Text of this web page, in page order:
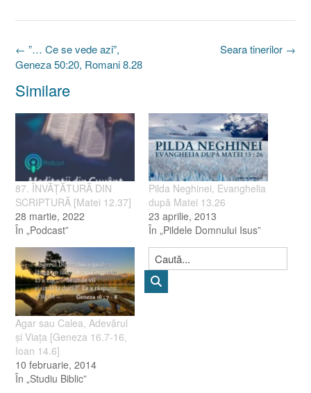
Post
navigation
Seara tinerilor →
← ”… Ce se vede azi”,
Geneza 50:20, Romani 8.28
Similare
87. ÎNVĂŢĂTURĂ DIN
SCRIPTURĂ [Matei 12.37]
28 martie, 2022
În „Podcast”
Pilda Neghinei, Evanghelia
după Matei 13.26
23 aprilie, 2013
În „Pildele Domnului Isus”
Agar sau Calea, Adevărul
şi Viaţa [Geneza 16.7-16,
Ioan 14.6]
10 februarie, 2014
În „Studiu Biblic”